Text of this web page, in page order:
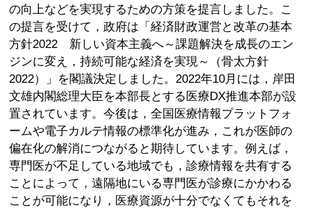
の向上などを実現するための方策を提言しました。こ
の提言を受けて，政府は「経済財政運営と改革の基本
方針2022 新しい資本主義へ～課題解決を成長のエン
ジンに変え，持続可能な経済を実現～（骨太方針
2022）」を閣議決定しました。2022年10月には，岸田
文雄内閣総理大臣を本部長とする医療DX推進本部が設
置されています。今後は，全国医療情報プラットフォ
ームや電子カルテ情報の標準化が進み，これが医師の
偏在化の解消につながると期待しています。例えば，
専門医が不足している地域でも，診療情報を共有する
ことによって，遠隔地にいる専門医が診療にかかわる
ことが可能になり，医療資源が十分でなくてもそれを